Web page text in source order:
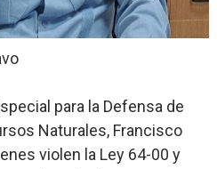
frena delitos ambientales y
encabezan entrega
para la Defensa de
Naturales, Francisco
violen la Ley 64-00 y